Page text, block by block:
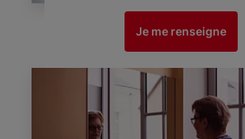
Je me renseigne